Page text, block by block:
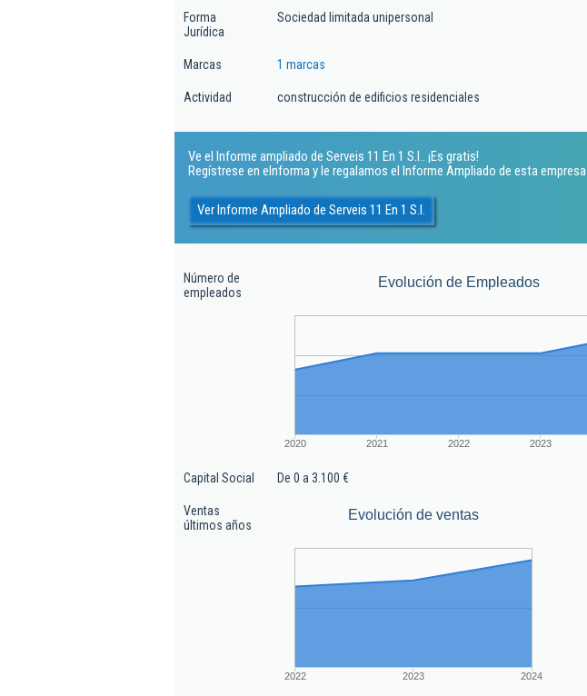
Forma
Jurídica
Sociedad limitada unipersonal
Marcas 1 marcas
Actividad construcción de edificios residenciales
Ve el Informe ampliado de Serveis 11 En 1 S.l.. ¡Es gratis!
Regístrese en eInforma y le regalamos el Informe Ampliado de esta empresa
Ver Informe Ampliado de Serveis 11 En 1 S.l.
Número de
empleados
Evolución de Empleados
2020 2021 2022 2023
Capital Social De 0 a 3.100 €
Ventas
últimos años
Evolución de ventas
2022 2023 2024